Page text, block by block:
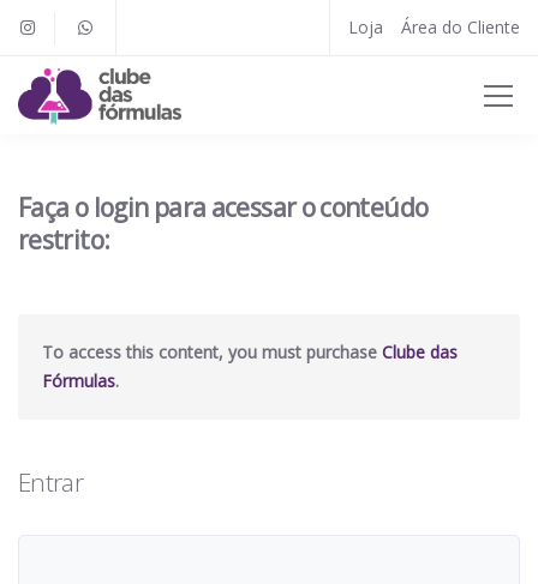
Loja Área do Cliente
Faça o login para acessar o conteúdo
restrito:
To access this content, you must purchase Clube das
Fórmulas.
Entrar